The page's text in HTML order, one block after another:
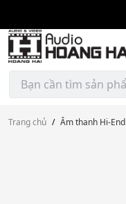
content
Tìm
kiếm:
Trang chủ / Âm thanh Hi-End